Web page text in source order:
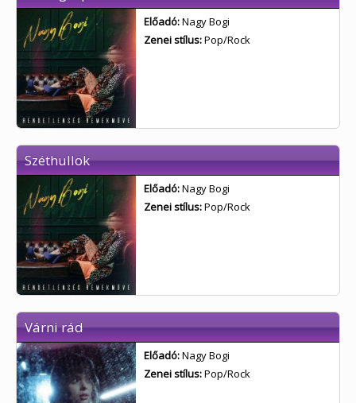
Előadó:Nagy Bogi
Zenei stílus:Pop/Rock
Széthullok
Előadó:Nagy Bogi
Zenei stílus:Pop/Rock
Várni rád
Előadó:Nagy Bogi
Zenei stílus:Pop/Rock